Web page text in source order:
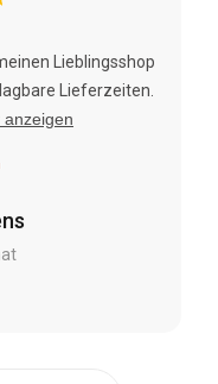
Lieblingsshop
Lieferzeiten.
anzeigen